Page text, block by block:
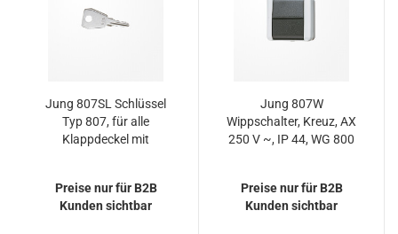
Jung 807SL Schlüssel
Typ 807, für alle
Klappdeckel mit
Preise nur für B2B
Kunden sichtbar
Jung 807W
Wippschalter, Kreuz, AX
250 V ~, IP 44, WG 800
Preise nur für B2B
Kunden sichtbar